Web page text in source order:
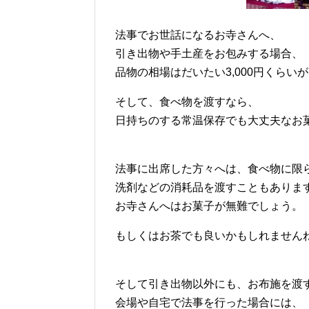
法事でお世話になるお寺さんへ、
引き出物や手土産をお包みする場合、
品物の相場はだいたい3,000円くらい
そして、食べ物を渡すなら、
日持ちのする常温保存でも大丈夫なお
法事に出席した方々へは、食べ物に限
洗剤などの消耗品を渡すこともありま
お寺さんへはお菓子が無難でしょう。
もしくはお茶でも良いかもしれません
そして引き出物以外にも、お布施を渡
会場や自宅で法事を行った場合には、